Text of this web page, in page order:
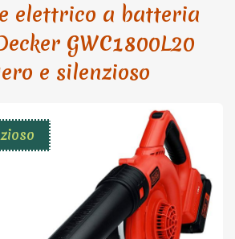
elettrico a batteria
GWC1800L20
e silenzioso